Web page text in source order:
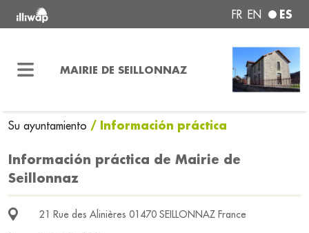
FR EN ES
MAIRIE DE SEILLONNAZ
Su ayuntamiento / Información práctica
Información práctica de Mairie de
Seillonnaz
21 Rue des Alinières 01470 SEILLONNAZ France